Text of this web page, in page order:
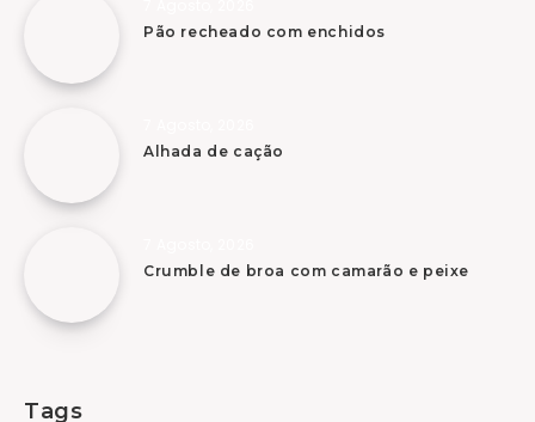
Pão recheado com enchidos
Alhada de cação
Crumble de broa com camarão e peixe
Tags